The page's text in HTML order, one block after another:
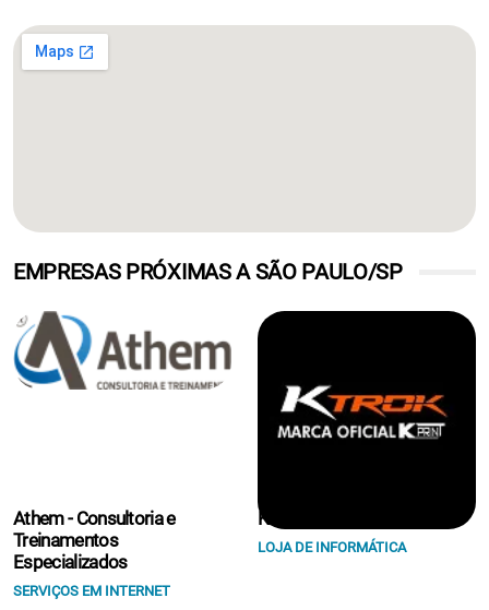
EMPRESAS PRÓXIMAS A SÃO PAULO/SP
Athem - Consultoria e
Treinamentos
Especializados
SERVIÇOS EM INTERNET
K Print Suprimentos Eireli.
LOJA DE INFORMÁTICA